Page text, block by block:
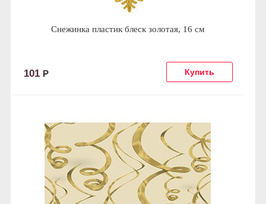
Снежинка пластик блеск золотая, 16 см
101 Р